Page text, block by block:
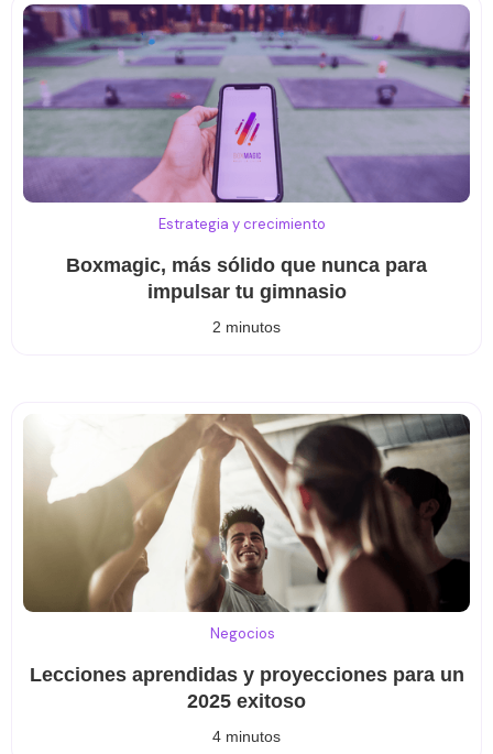
Estrategia y crecimiento
Boxmagic, más sólido que nunca para
impulsar tu gimnasio
2 minutos
Negocios
Lecciones aprendidas y proyecciones para un
2025 exitoso
4 minutos